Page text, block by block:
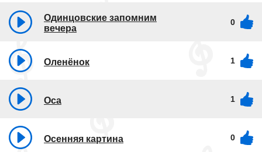
Одинцовские запомним
вечера
0
Оленёнок 1
Оса 1
Осенняя картина 0